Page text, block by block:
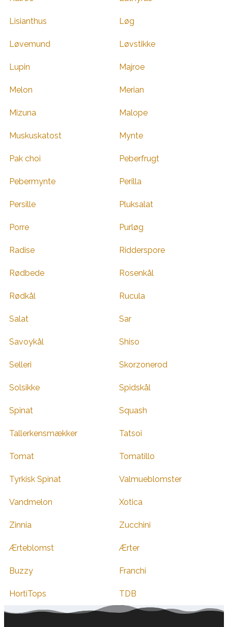
Lisianthus Løg
Løvemund Løvstikke
Lupin Majroe
Melon Merian
Mizuna Malope
Muskuskatost Mynte
Pak choi Peberfrugt
Pebermynte Perilla
Persille Pluksalat
Porre Purløg
Radise Ridderspore
Rødbede Rosenkål
Rødkål Rucula
Salat Sar
Savoykål Shiso
Selleri Skorzonerod
Solsikke Spidskål
Spinat Squash
Tallerkensmækker Tatsoi
Tomat Tomatillo
Tyrkisk Spinat Valmueblomster
Vandmelon Xotica
Zinnia Zucchini
Ærteblomst Ærter
Buzzy Franchi
HortiTops TDB